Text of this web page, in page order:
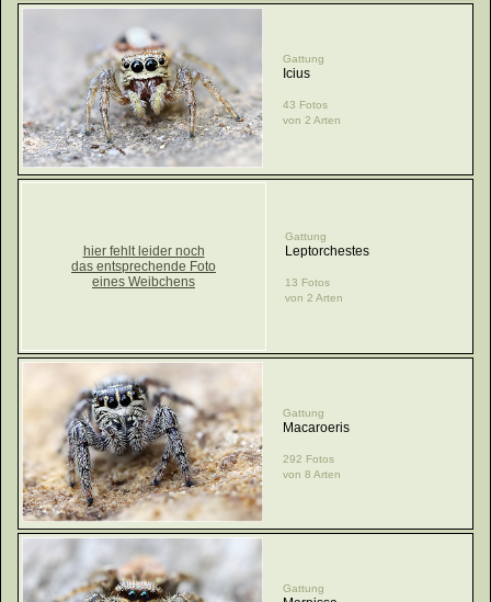
Gattung
Icius
43 Fotos
von 2 Arten
hier fehlt leider noch
das entsprechende Foto
eines Weibchens
Gattung
Leptorchestes
13 Fotos
von 2 Arten
Gattung
Macaroeris
292 Fotos
von 8 Arten
Gattung